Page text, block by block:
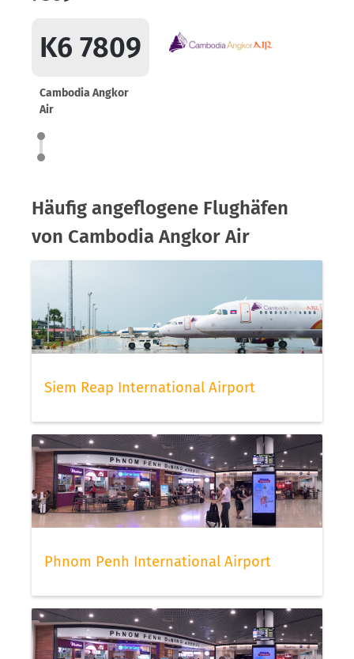
K6 7809
Cambodia Angkor
Air
Häufig angeflogene Flughäfen
von Cambodia Angkor Air
Siem Reap International Airport
Phnom Penh International Airport